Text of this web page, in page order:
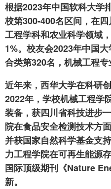
根据2023年中国软科大学
校第300-400名区间，在
工程学科和农业科学领域
1%。校友会2023年中国
合类第320名，机械工程专
近年来，西华大学在科研
2022年，学校机械工程学
装备，获四川省科技进步
院在食品安全检测技术方
并获国家自然科学基金支
力工程学院在可再生能源
国际顶级期刊《Nature
新。